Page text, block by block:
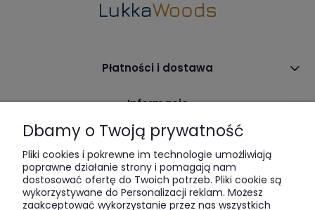
Płatności i dostawa
Informacje
O nas
Dbamy o Twoją prywatność
Pliki cookies i pokrewne im technologie umożliwiają
poprawne działanie strony i pomagają nam
dostosować ofertę do Twoich potrzeb. Pliki cookie są
wykorzystywane do Personalizacji reklam. Możesz
zaakceptować wykorzystanie przez nas wszystkich